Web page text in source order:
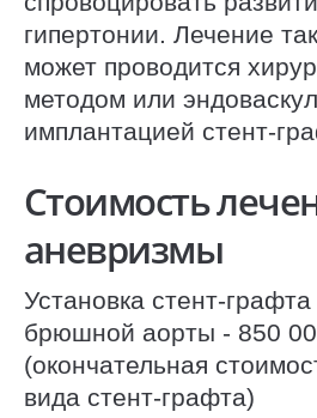
гипертонии. Лечение
может проводится
методом или
имплантацией стент-
Стоимость
аневризмы
Установка стент-
брюшной аорты - 850
(окончательная
вида стент-графта)